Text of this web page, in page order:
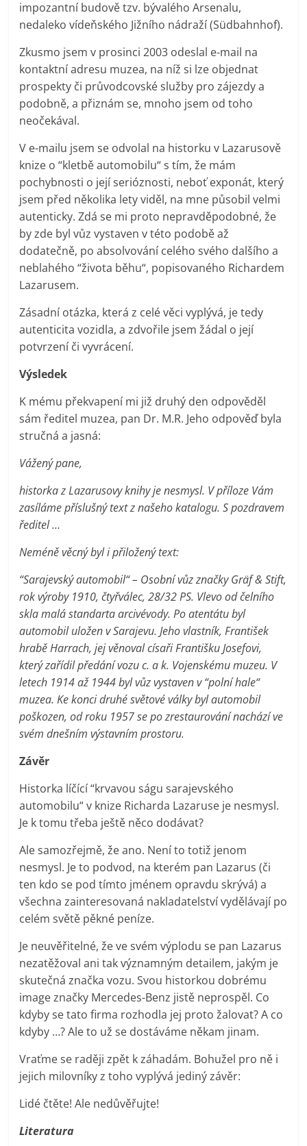
impozantní budově tzv. bývalého Arsenalu,
nedaleko vídeňského Jižního nádraží (Südbahnhof).
Zkusmo jsem v prosinci 2003 odeslal e-mail na
kontaktní adresu muzea, na níž si lze objednat
prospekty či průvodcovské služby pro zájezdy a
podobně, a přiznám se, mnoho jsem od toho
neočekával.
V e-mailu jsem se odvolal na historku v Lazarusově
knize o “kletbě automobilu“ s tím, že mám
pochybnosti o její serióznosti, neboť exponát, který
jsem před několika lety viděl, na mne působil velmi
autenticky. Zdá se mi proto nepravděpodobné, že
by zde byl vůz vystaven v této podobě až
dodatečně, po absolvování celého svého dalšího a
neblahého “života běhu“, popisovaného Richardem
Lazarusem.
Zásadní otázka, která z celé věci vyplývá, je tedy
autenticita vozidla, a zdvořile jsem žádal o její
potvrzení či vyvrácení.
Výsledek
K mému překvapení mi již druhý den odpověděl
sám ředitel muzea, pan Dr. M.R. Jeho odpověď byla
stručná a jasná:
Vážený pane,
historka z Lazarusovy knihy je nesmysl. V příloze Vám
zasíláme příslušný text z našeho katalogu.S pozdravem
ředitel …
Neméně věcný byl i přiložený text:
“Sarajevský automobil“ – Osobní vůz značky Gräf & Stift,
rok výroby 1910, čtyřválec, 28/32 PS. Vlevo od čelního
skla malá standarta arcivévody.Po atentátu byl
automobil uložen v Sarajevu. Jeho vlastník, František
hrabě Harrach, jej věnoval císaři Františku Josefovi,
který zařídil předání vozu c. a k. Vojenskému muzeu. V
letech 1914 až 1944 byl vůz vystaven v “polní hale“
muzea. Ke konci druhé světové války byl automobil
poškozen, od roku 1957 se po zrestaurování nachází ve
svém dnešním výstavním prostoru.
Závěr
Historka líčící “krvavou ságu sarajevského
automobilu“ v knize Richarda Lazaruse je nesmysl.
Je k tomu třeba ještě něco dodávat?
Ale samozřejmě, že ano. Není to totiž jenom
nesmysl. Je to podvod, na kterém pan Lazarus (či
ten kdo se pod tímto jménem opravdu skrývá) a
všechna zainteresovaná nakladatelství vydělávají po
celém světě pěkné peníze.
Je neuvěřitelné, že ve svém výplodu se pan Lazarus
nezatěžoval ani tak významným detailem, jakým je
skutečná značka vozu. Svou historkou dobrému
image značky Mercedes-Benz jistě neprospěl. Co
kdyby se tato firma rozhodla jej proto žalovat? A co
kdyby …? Ale to už se dostáváme někam jinam.
Vraťme se raději zpět k záhadám. Bohužel pro ně i
jejich milovníky z toho vyplývá jediný závěr:
Lidé čtěte! Ale nedůvěřujte!
Literatura